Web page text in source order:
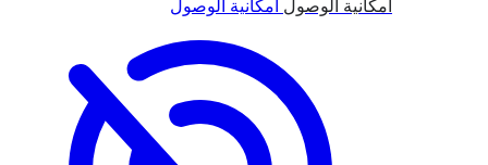
امكانية الوصول امكانية الوصول